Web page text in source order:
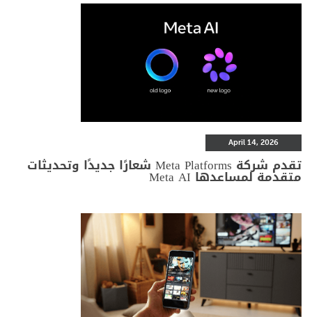
April 14, 2026
تقدم شركة Meta Platforms شعارًا جديدًا وتحديثات
متقدمة لمساعدها Meta AI